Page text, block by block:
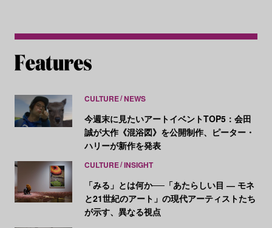
CULTURE NEWS
今週末に見たいアートイベントTOP5：会田
誠が大作《混浴図》を公開制作、ピーター・
ハリーが新作を発表
CULTURE INSIGHT
「みる」とは何か──「あたらしい目 ― モネ
と21世紀のアート」の現代アーティストたち
が示す、異なる視点